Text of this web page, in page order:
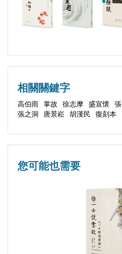
近代史料拾遺》、《多少往
（1890－1990）》、《情義
相關關鍵字
高伯雨 掌故 徐志摩 盛宣懷
張之洞
唐景崧 胡漢民 復刻本
您可能也需要